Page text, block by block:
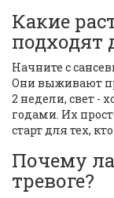
Какие
Начните с
Они выживают
2 недели, свет -
годами. Их
старт для тех,
Почему
тревоге?